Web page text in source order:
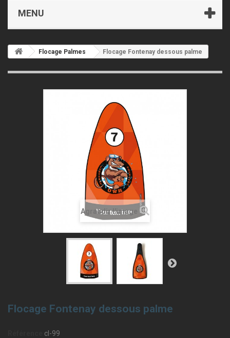
MENU
Flocage Palmes Flocage Fontenay dessous palme
Agrandir l'image
Flocage Fontenay dessous palme
cl-99